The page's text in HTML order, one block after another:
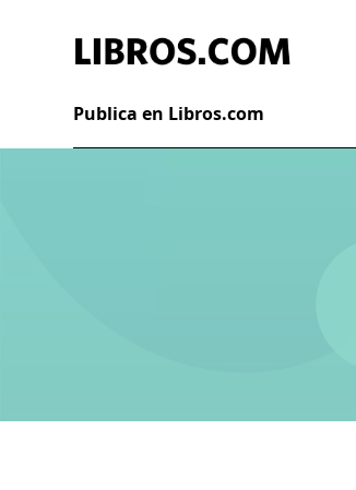
Publica en Libros.com